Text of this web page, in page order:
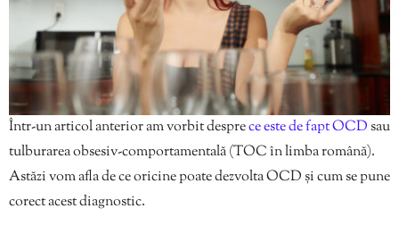
Într-un articol anterior am vorbit desprece este de fapt OCDsau
tulburarea obsesiv-comportamentală (TOC în limba română).
Astăzi vom afla de ce oricine poate dezvolta OCD și cum se pune
corect acest diagnostic.